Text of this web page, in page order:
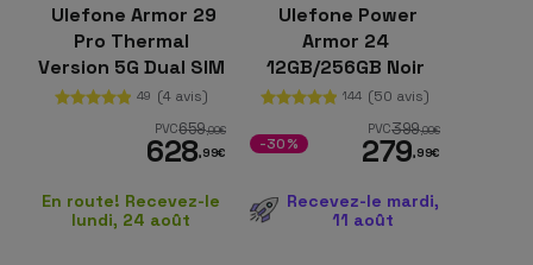
Ulefone Armor 29
Pro Thermal
Version 5G Dual SIM
16Go/512Go
49 (4 avis)
PVC659,00€
628,99€
En route! Recevez-le
lundi, 24 août
Ulefone Power
Armor 24
12GB/256GB Noir
rugged
144 (50 avis)
PVC399,00€
279,99€
-30%
Recevez-le mardi,
11 août